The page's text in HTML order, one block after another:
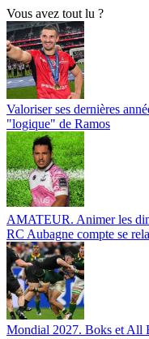
Vous avez tout lu ?
Valoriser ses dernières
"logique" de Ramos
AMATEUR. Animer les
RC Aubagne compte se
Mondial 2027. Boks et All